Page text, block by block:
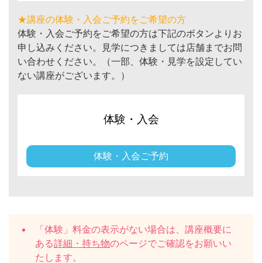
★講座の体験・入会ご予約をご希望の方
体験・入会ご予約をご希望の方は下記のボタンよりお
申し込みください。見学につきましては店舗までお問
い合わせください。（一部、体験・見学を設定してい
ない講座がございます。）
体験・入会
体験・入会ご予約
「体験」料金の表示がない場合は、講座概要に
ある詳細・持ち物のページでご確認をお願いい
たします。